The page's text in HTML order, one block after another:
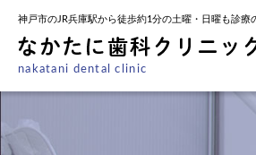
神戸市のJR兵庫駅から徒歩約1分の土曜・日曜も診療
nakatani dental clinic